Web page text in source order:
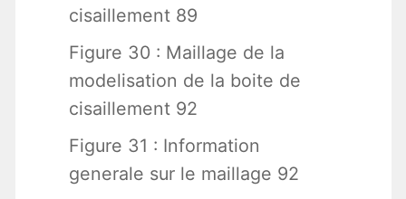
cisaillement 89
Figure 30 : Maillage de la
modelisation de la boite de
cisaillement 92
Figure 31 : Information
generale sur le maillage 92